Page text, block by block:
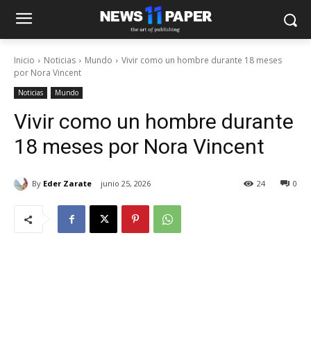
Inicio Noticias Mundo
Vivir como un hombre durante 18 meses
por Nora Vincent
Noticias Mundo
Vivir como un hombre durante
18 meses por Nora Vincent
By Eder Zarate junio 25, 2026 0
24